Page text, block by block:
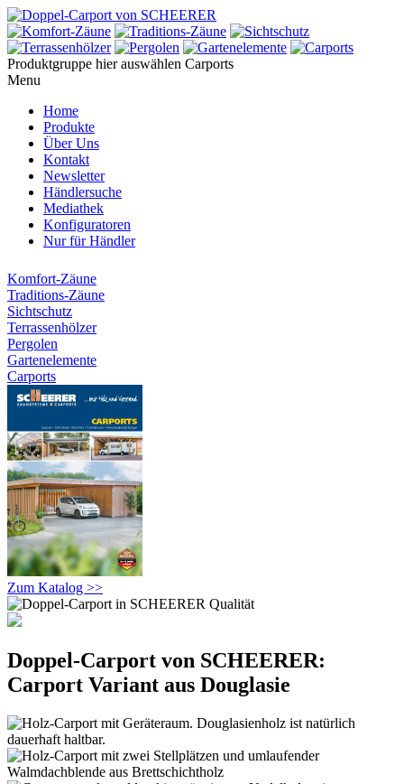
Produktgruppe hier auswählen Carports
Menu
Home
Produkte
Über Uns
Kontakt
Newsletter
Händlersuche
Mediathek
Konfiguratoren
Nur für Händler
Komfort-Zäune
Traditions-Zäune
Sichtschutz
Terrassenhölzer
Pergolen
Gartenelemente
Carports
Zum Katalog >>
Doppel-Carport von SCHEERER:
Carport Variant aus Douglasie